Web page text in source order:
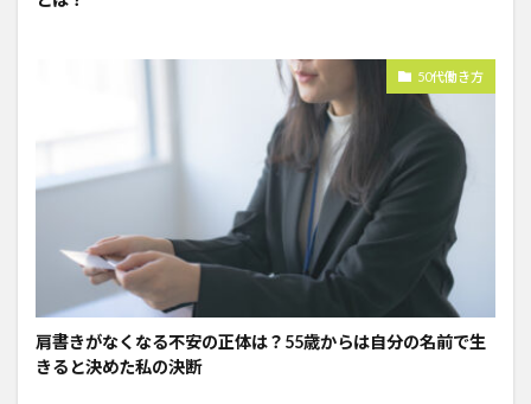
50代働き方
肩書きがなくなる不安の正体は？55歳からは自分の名前で生
きると決めた私の決断